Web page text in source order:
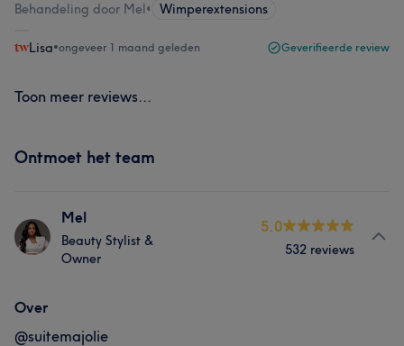
Behandeling door Mel• Wimperextensions
Lisa•ongeveer 1 maand geleden Geverifieerde review
Toon meer reviews...
Ontmoet het team
Mel
Beauty Stylist &
Owner
5.0
532 reviews
Over
@suitemajolie